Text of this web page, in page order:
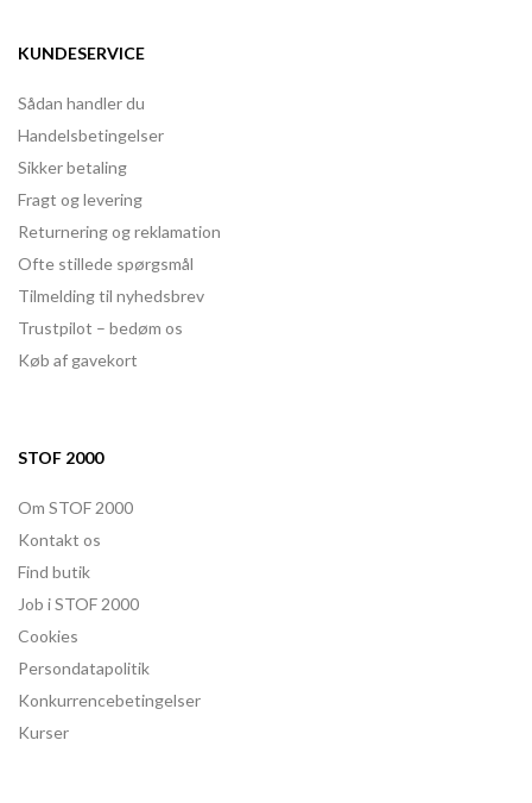
KUNDESERVICE
Sådan handler du
Handelsbetingelser
Sikker betaling
Fragt og levering
Returnering og reklamation
Ofte stillede spørgsmål
Tilmelding til nyhedsbrev
Trustpilot – bedøm os
Køb af gavekort
STOF 2000
Om STOF 2000
Kontakt os
Find butik
Job i STOF 2000
Cookies
Persondatapolitik
Konkurrencebetingelser
Kurser